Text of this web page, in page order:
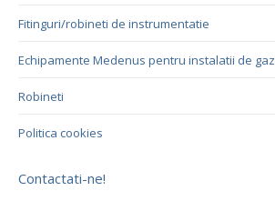
Fitinguri/robineti de instrumentatie
Echipamente Medenus pentru instalatii de gaz
Robineti
Politica cookies
Contactati-ne!